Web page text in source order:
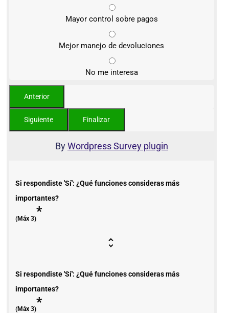
Mayor control sobre pagos
Mejor manejo de devoluciones
No me interesa
ByWordpress Survey plugin
Si respondiste 'Sí': ¿Qué funciones consideras más
importantes?
(Máx 3)*
Si respondiste 'Sí': ¿Qué funciones consideras más
importantes?
(Máx 3)*